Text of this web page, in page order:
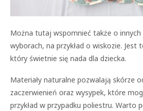
Można tutaj wspomnieć także o innych
wyborach, na przykład o wiskozie. Jest
który świetnie się nada dla dziecka.
Materiały naturalne pozwalają skórze
zaczerwienień oraz wysypek, które
przykład w przypadku poliestru. Warto